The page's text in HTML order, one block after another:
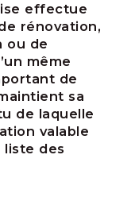
effectue
rénovation,
ou de
même
de
sa
de laquelle
valable
liste des